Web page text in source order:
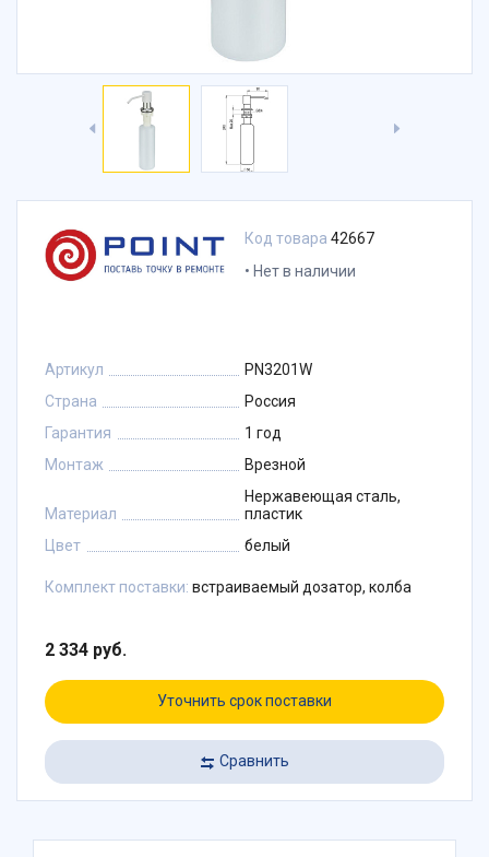
Код товара 42667
Нет в наличии
Артикул
PN3201W
Страна
Россия
Гарантия
1 год
Монтаж
Врезной
Материал
Нержавеющая сталь,
пластик
Цвет
белый
Комплект поставки: встраиваемый дозатор, колба
2 334 руб.
Уточнить срок поставки
Сравнить